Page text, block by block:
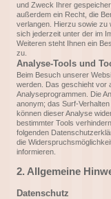
und Zweck Ihrer
außerdem ein Recht, die
verlangen. Hierzu sowie zu
sich jederzeit unter der im
Weiteren steht Ihnen ein
zu.
Analyse-Tools und
Beim Besuch unserer
werden. Das geschieht vor
Analyseprogrammen. Die
anonym; das Surf-
können dieser Analyse
bestimmter Tools
folgenden
die
informieren.
2. Allgemeine
Datenschutz